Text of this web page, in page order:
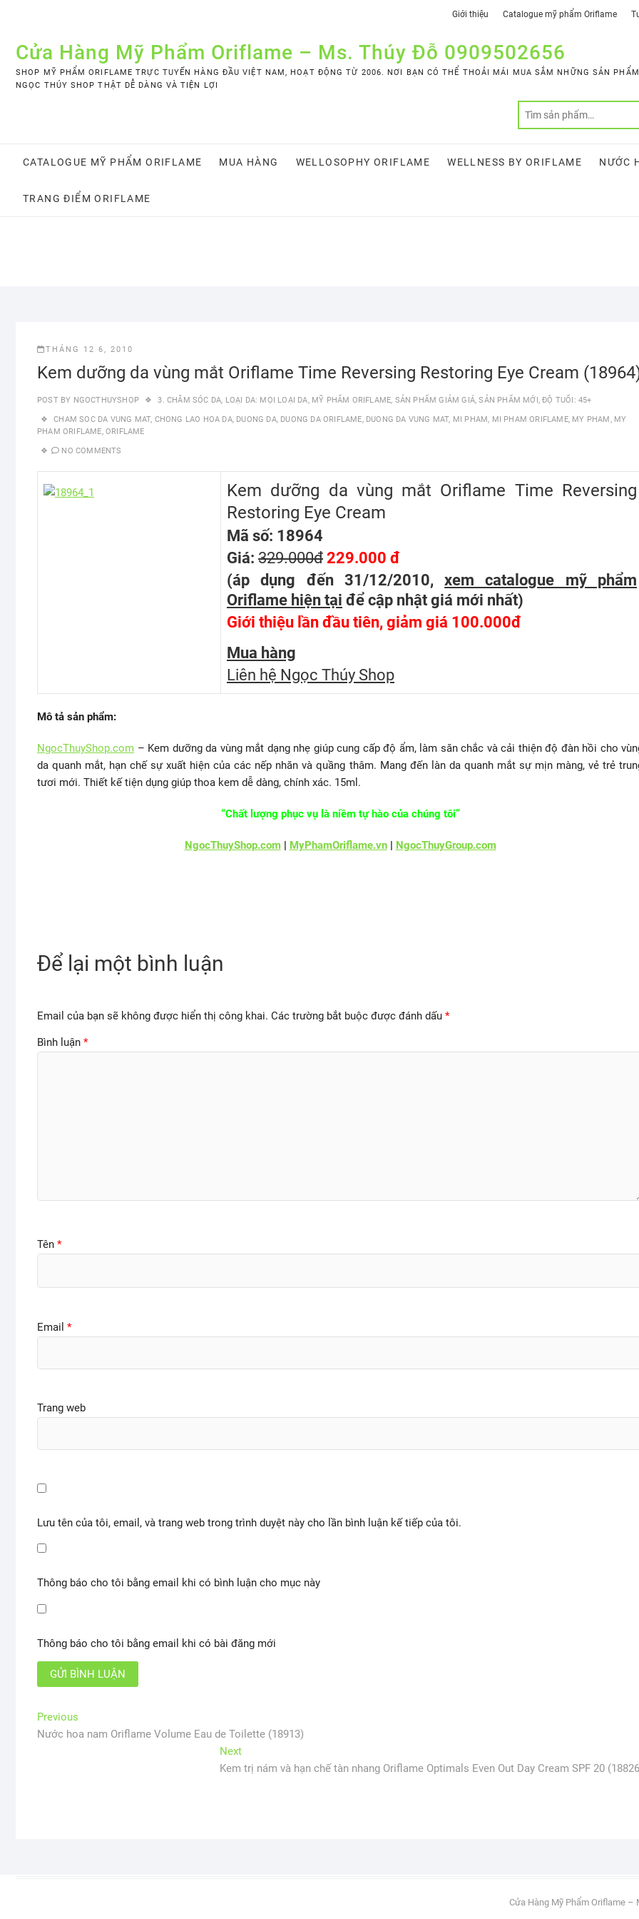
content
Giới thiệu Catalogue mỹ phẩm Oriflame
Cửa Hàng Mỹ Phẩm Oriflame – Ms. Thúy Đỗ 0909502656
SHOP MỸ PHẨM ORIFLAME TRỰC TUYẾN HÀNG ĐẦU VIỆT NAM, HOẠT ĐỘNG TỪ 2006. NƠI BẠN CÓ THỂ THOẢI MÁI MUA SẮM NHỮNG SẢN
NGỌC THÚY SHOP THẬT DỄ DÀNG VÀ TIỆN LỢI
CATALOGUE MỸ PHẨM ORIFLAME MUA HÀNG WELLOSOPHY ORIFLAME WELLNESS BY ORIFLAME NƯỚC
TRANG ĐIỂM ORIFLAME
THÁNG 12 6, 2010
Kem dưỡng da vùng mắt Oriflame Time Reversing Restoring Eye Cream
POST BY NGOCTHUYSHOP 3. CHĂM SÓC DA, LOẠI DA: MỌI LOẠI DA, MỸ PHẨM ORIFLAME, SẢN PHẨM GIẢM GIÁ,SẢN PHẨM MỚI,ĐỘ TUỔI: 45+
CHAM SOC DA VUNG MAT, CHONG LAO HOA DA, DUONG DA, DUONG DA ORIFLAME, DUONG DA VUNG MAT, MI PHAM, MI PHAM ORIFLAME, MY PHAM, MY
PHAM ORIFLAME,ORIFLAME
NO COMMENTS
Kem dưỡng da vùng mắt Oriflame Time Reversing
Restoring Eye Cream
Mã số: 18964
Giá: 329.000đ 229.000 đ
(áp dụng đến 31/12/2010,xem catalogue mỹ phẩm
Oriflame hiện tại để cập nhật giá mới nhất)
Giới thiệu lần đầu tiên, giảm giá 100.000đ
Mua hàng
Liên hệ Ngọc Thúy Shop
Mô tả sản phẩm:
NgocThuyShop.com – Kem dưỡng da vùng mắt dạng nhẹ giúp cung cấp độ ẩm, làm săn chắc và cải thiện độ đàn hồi cho
da quanh mắt, hạn chế sự xuất hiện của các nếp nhăn và quầng thâm. Mang đến làn da quanh mắt sự mịn màng, vẻ trẻ
tươi mới. Thiết kế tiện dụng giúp thoa kem dễ dàng, chính xác. 15ml.
“Chất lượng phục vụ là niềm tự hào của chúng tôi”
NgocThuyShop.com| MyPhamOriflame.vn| NgocThuyGroup.com
Để lại một bình luận
Email của bạn sẽ không được hiển thị công khai. Các trường bắt buộc được đánh dấu *
Bình luận *
Tên *
Email *
Trang web
Lưu tên của tôi, email, và trang web trong trình duyệt này cho lần bình luận kế tiếp của tôi.
Thông báo cho tôi bằng email khi có bình luận cho mục này
Thông báo cho tôi bằng email khi có bài đăng mới
Điều
hướng
Previous
post:
Nước hoa nam Oriflame Volume Eau de Toilette (18913)
NextNext
post:
Kem trị nám và hạn chế tàn nhang Oriflame Optimals Even Out Day Cream SPF 20
Cửa Hàng Mỹ Phẩm Oriflame –